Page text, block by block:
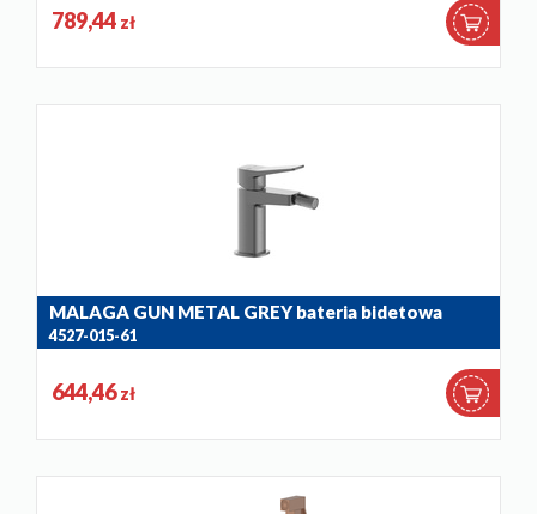
789,44 zł
MALAGA GUN METAL GREY bateria bidetowa
4527-015-61
644,46zł